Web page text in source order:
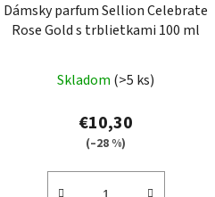
Dámsky parfum Sellion Celebrate
Rose Gold s trblietkami 100 ml
hodnotenie
produktu
je
z
Skladom (>5 ks)
€10,30
(–28 %)